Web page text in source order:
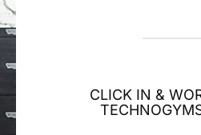
CLICK IN &